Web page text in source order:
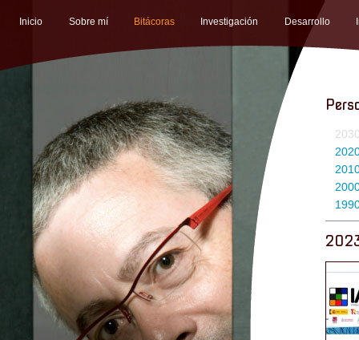
Inicio Sobre mí Bitácoras Investigación Desarrollo